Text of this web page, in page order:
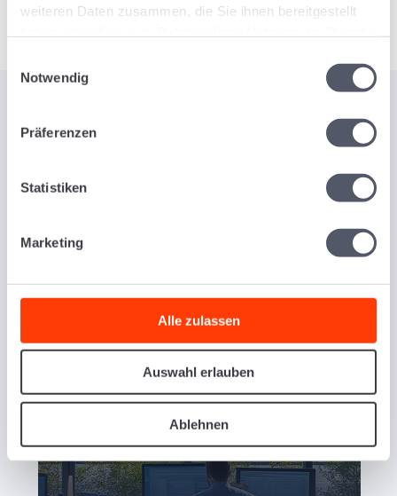
weiteren Daten zusammen, die Sie ihnen bereitgestellt
Notwendig
Präferenzen
Statistiken
Marketing
Alle zulassen
Auswahl erlauben
Ablehnen
zarządzania transportem.